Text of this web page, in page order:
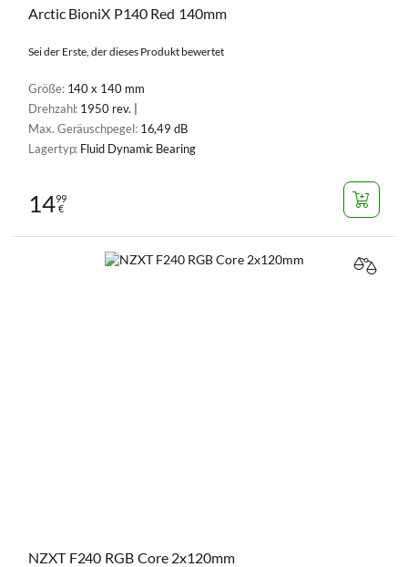
Arctic BioniX P140 Red 140mm
Sei der Erste, der dieses Produkt bewertet
Größe: 140 x 140 mm
Drehzahl: 1950 rev. |
Max. Geräuschpegel: 16,49 dB
Lagertyp: Fluid Dynamic Bearing
1499
€
NZXT F240 RGB Core 2x120mm